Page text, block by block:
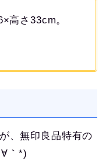
高さ33cm。
、無印良品特有の
｀*)